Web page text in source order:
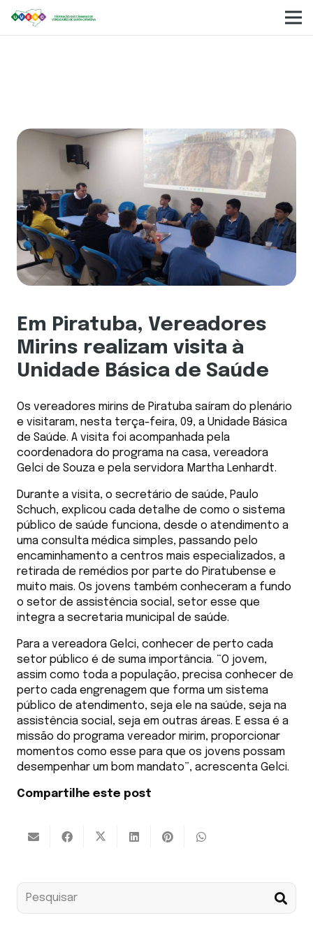
Em Piratuba, Vereadores
Mirins realizam visita à
Unidade Básica de Saúde
Os vereadores mirins de Piratuba saíram do plenário
e visitaram, nesta terça-feira, 09, a Unidade Básica
de Saúde. A visita foi acompanhada pela
coordenadora do programa na casa, vereadora
Gelci de Souza e pela servidora Martha Lenhardt.
Durante a visita, o secretário de saúde, Paulo
Schuch, explicou cada detalhe de como o sistema
público de saúde funciona, desde o atendimento a
uma consulta médica simples, passando pelo
encaminhamento a centros mais especializados, a
retirada de remédios por parte do Piratubense e
muito mais. Os jovens também conheceram a fundo
o setor de assistência social, setor esse que
integra a secretaria municipal de saúde.
Para a vereadora Gelci, conhecer de perto cada
setor público é de suma importância. “O jovem,
assim como toda a população, precisa conhecer de
perto cada engrenagem que forma um sistema
público de atendimento, seja ele na saúde, seja na
assistência social, seja em outras áreas. E essa é a
missão do programa vereador mirim, proporcionar
momentos como esse para que os jovens possam
desempenhar um bom mandato”, acrescenta Gelci.
Compartilhe este post